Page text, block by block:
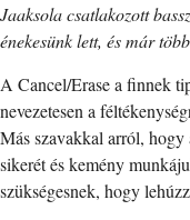
Jaaksola csatlakozott
énekesünk lett, és már
A Cancel/Erase a finnek
nevezetesen a
Más szavakkal arról,
sikerét és kemény
szükségesnek, hogy